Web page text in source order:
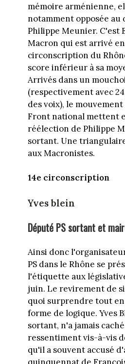
mémoire arménienne,
notamment opposée
Philippe Meunier. C'est
Macron qui est arrivé
circonscription du
score inférieur à sa
Arrivés dans un
(respectivement avec
des voix), le
Front national mettent
réélection de Philippe
sortant. Une
aux Macronistes.
14e circonscription
Yves blein
Député PS sortant et
Ainsi donc
PS dans le Rhône se
l'étiquette aux
juin. Le revirement de
quoi surprendre tout
forme de logique. Yves
sortant, n'a jamais
ressentiment vis-à-vis
qu'il a souvent accusé